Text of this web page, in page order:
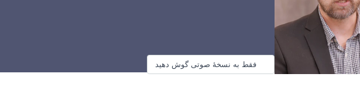
فقط به نسخهٔ صوتی گوش دهید